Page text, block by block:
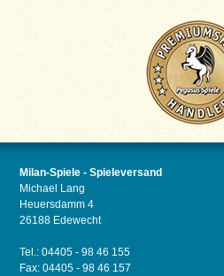
Milan-Spiele - Spieleversand
Michael Lang
Heuersdamm 4
26188 Edewecht
Tel.: 04405 - 98 46 155
Fax: 04405 - 98 46 157